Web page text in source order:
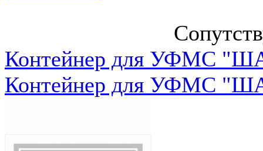
Контейнер для УФМС
Контейнер для УФМС